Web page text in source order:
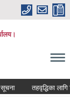
तहवृद्धिका लागि